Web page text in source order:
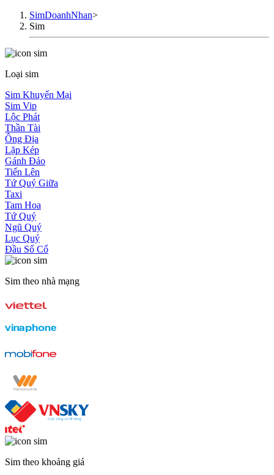
SimDoanhNhan>
Sim
Loại sim
Sim Khuyến Mại
Sim Vip
Lộc Phát
Thần Tài
Ông Địa
Lặp Kép
Gánh Đảo
Tiến Lên
Tứ Quý Giữa
Taxi
Tam Hoa
Tứ Quý
Ngũ Quý
Lục Quý
Đầu Số Cổ
Sim theo nhà mạng
Sim theo khoảng giá